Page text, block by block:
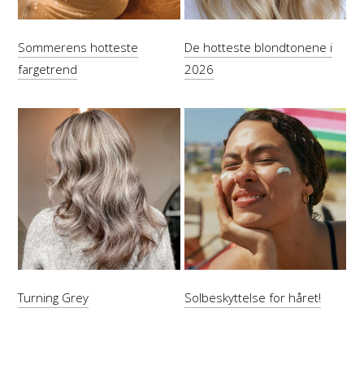
Sommerens hotteste
fargetrend
De hotteste blondtonene i
2026
Turning Grey Solbeskyttelse for håret!